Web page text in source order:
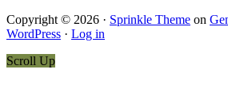
Copyright © 2026 · Sprinkle Theme on
WordPress · Log in
Scroll Up